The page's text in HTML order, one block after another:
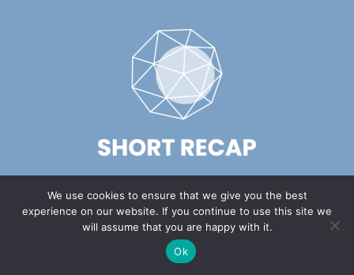
FOLLOW US
We use cookies to ensure that we give you the best
experience on our website. If you continue to use this site we
will assume that you are happy with it.
Ok